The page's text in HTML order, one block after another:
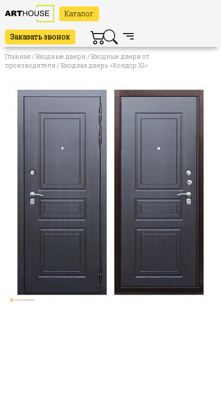
Каталог
Заказать звонок
Главная /Входные двери /Входные двери от
производителя / Входная дверь «Кондор Х1»